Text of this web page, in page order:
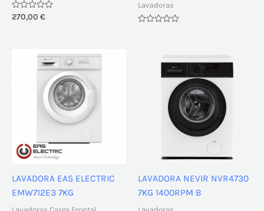
Valorado
270,00 €
Lavadoras
LAVADORA EAS ELECTRIC
EMW712E3 7KG
LAVADORA NEVIR NVR4730
7KG 1400RPM B